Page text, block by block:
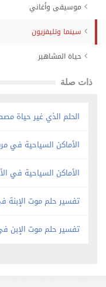
موسيقى وأغاني
سينما وتليفزيون
حياة المشاهير
ذات صلة
الحلم الذي غير حياة
الأماكن السياحية في
الأماكن السياحية في
تفسير حلم موت الإبنة
تفسير حلم موت الإبن